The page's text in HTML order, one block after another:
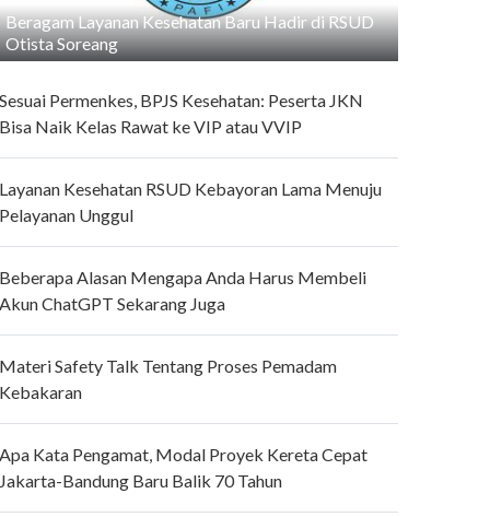
Beragam Layanan Kesehatan Baru Hadir di RSUD
Otista Soreang
Permenkes, BPJS Kesehatan: Peserta JKN
Naik Kelas Rawat ke VIP atau VVIP
Kesehatan RSUD Kebayoran Lama Menuju
Unggul
Alasan Mengapa Anda Harus Membeli
ChatGPT Sekarang Juga
Safety Talk Tentang Proses Pemadam
Kata Pengamat, Modal Proyek Kereta Cepat
Bandung Baru Balik 70 Tahun